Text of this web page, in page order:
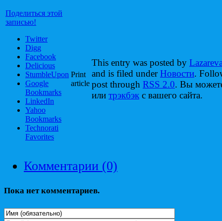
Поделиться этой
записью!
Twitter
Digg
Facebook
Delicious
StumbleUpon
Google
Bookmarks
LinkedIn
Yahoo
Bookmarks
Technorati
Favorites
Print
article
This entry was posted by
and is filed underНовости.
post through RSS 2.0. Вы
или трэкбэк с вашего сайта.
Комментарии (0)
Пока нет комментариев.